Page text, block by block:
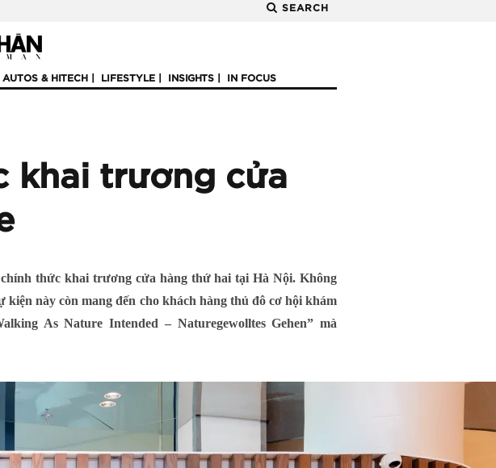
SEARCH
AUTOS & HITECH LIFESTYLE INSIGHTS IN FOCUS
khai trương cửa
thức khai trương cửa hàng thứ hai tại Hà Nội. Không
này còn mang đến cho khách hàng thủ đô cơ hội khám
As Nature Intended – Naturegewolltes Gehen” mà